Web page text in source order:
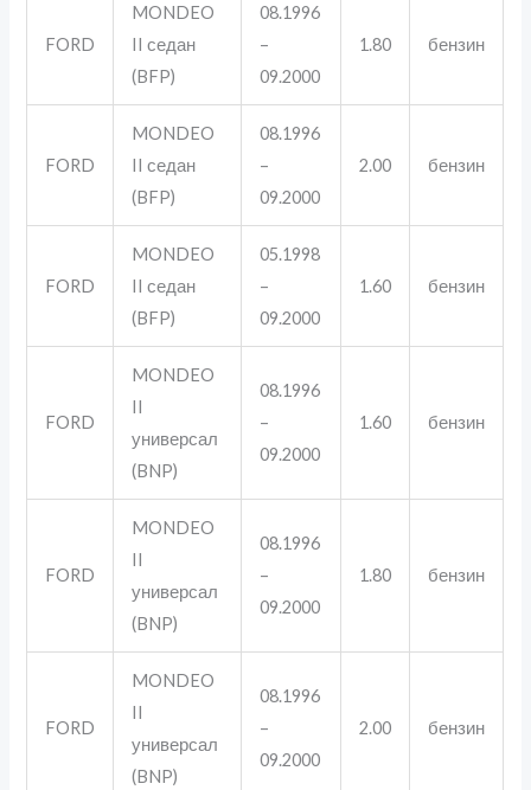
FORD
MONDEO
II седан
(BFP)
08.1996
–
09.2000
1.80 бензин
FORD
MONDEO
II седан
(BFP)
08.1996
–
09.2000
2.00 бензин
FORD
MONDEO
II седан
(BFP)
05.1998
–
09.2000
1.60 бензин
FORD
MONDEO
II
универсал
(BNP)
08.1996
–
09.2000
1.60 бензин
FORD
MONDEO
II
универсал
(BNP)
08.1996
–
09.2000
1.80 бензин
FORD
MONDEO
II
универсал
(BNP)
08.1996
–
09.2000
2.00 бензин